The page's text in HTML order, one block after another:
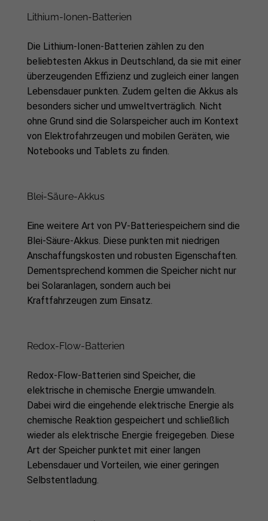
Lithium-Ionen-Batterien
Die Lithium-Ionen-Batterien zählen zu den
beliebtesten Akkus in Deutschland, da sie mit einer
überzeugenden Effizienz und zugleich einer langen
Lebensdauer punkten. Zudem gelten die Akkus als
besonders sicher und umweltverträglich. Nicht
ohne Grund sind die Solarspeicher auch im Kontext
von Elektrofahrzeugen und mobilen Geräten, wie
Notebooks und Tablets zu finden.
Blei-Säure-Akkus
Eine weitere Art von PV-Batteriespeichern sind die
Blei-Säure-Akkus. Diese punkten mit niedrigen
Anschaffungskosten und robusten Eigenschaften.
Dementsprechend kommen die Speicher nicht nur
bei Solaranlagen, sondern auch bei
Kraftfahrzeugen zum Einsatz.
Redox-Flow-Batterien
Redox-Flow-Batterien sind Speicher, die
elektrische in chemische Energie umwandeln.
Dabei wird die eingehende elektrische Energie als
chemische Reaktion gespeichert und schließlich
wieder als elektrische Energie freigegeben. Diese
Art der Speicher punktet mit einer langen
Lebensdauer und Vorteilen, wie einer geringen
Selbstentladung.